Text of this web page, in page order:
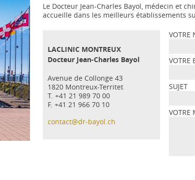
Le Docteur Jean-Charles Bayol, médecin et
accueille dans les meilleurs établissements
LACLINIC MONTREUX
Docteur Jean-Charles Bayol
Avenue de Collonge 43
1820 Montreux-Territet
T. +41 21 989 70 00
F. +41 21 966 70 10
contact@dr-bayol.ch
VOTRE
VOTRE
SUJET
VOTRE